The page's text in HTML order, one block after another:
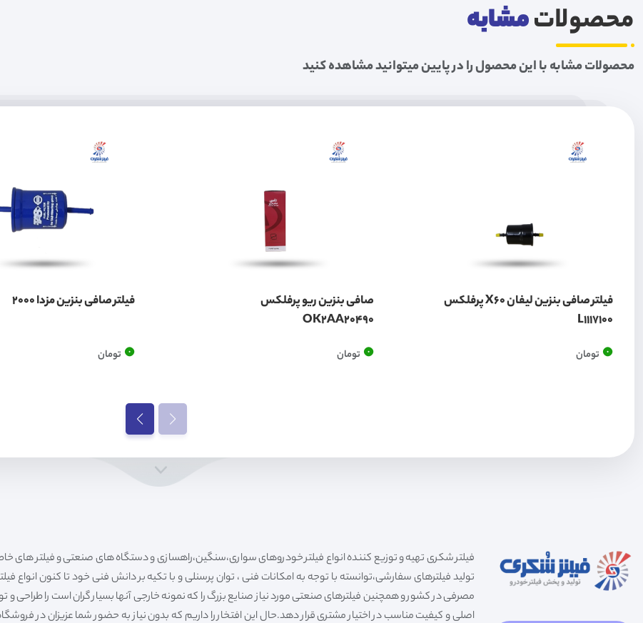
محصولاتمشابه
محصولات مشابه با این محصول را در پایین میتوانید مشاهده کنید
فیلتر صافی بنزین لیفان X60 پرفلکس
L1117100
0 تومان
صافی بنزین ریو پرفلکس
OK2AA20490
0 تومان
فیلتر صافی بنزین مزدا 2000
0 تومان
تولید فیلترهای سفارشی،توانسته با توجه به امکانات فنی ، توان پرسنلی و با تکیه بر دانش فنی خود تا کنون انواع
مصرفی در کشور و همچنین فیلترهای صنعتی مورد نیاز صنایع بزرگ را که نمونه خارجی آنها بسیار گران است را طراحی و
اصلی و کیفیت مناسب در اختیار مشتری قرار دهد.حال این افتخار را داریم که بدون نیاز به حضور شما عزیزان در